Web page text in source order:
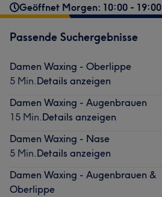
Geöffnet Morgen: 10:00 - 19:00
Passende Suchergebnisse
Damen Waxing - Oberlippe
5 Min.Details anzeigen
Damen Waxing - Augenbrauen
15 Min.Details anzeigen
Damen Waxing - Nase
5 Min.Details anzeigen
Damen Waxing - Augenbrauen &
Oberlippe